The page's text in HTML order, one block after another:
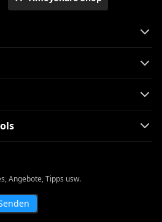
Angebote, Tipps usw.